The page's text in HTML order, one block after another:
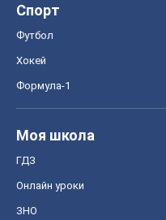
Спорт
Футбол
Хокей
Формула-1
Моя школа
ГДЗ
Онлайн уроки
ЗНО